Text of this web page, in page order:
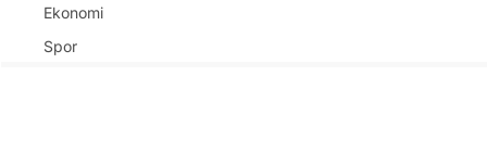
Ekonomi
Spor